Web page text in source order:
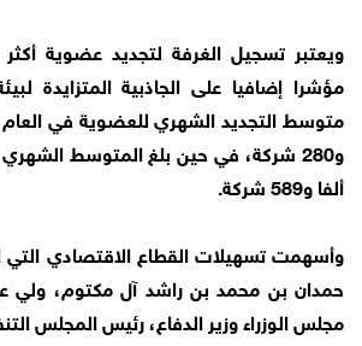
مؤشرا إضافيا على الجاذبية المتزايدة
ألفا و589 شركة.
وأسهمت تسهيلات القطاع الاقتصادي
حمدان بن محمد بن راشد آل مكتوم، ولي
مجلس الوزراء وزير الدفاع، رئيس المجلس